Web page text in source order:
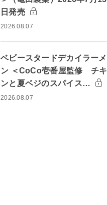
日発売
2026.08.07
ベビースタードデカイラーメ
ン ＜CoCo壱番屋監修 チキ
ンと夏ベジのスパイス…
2026.08.07